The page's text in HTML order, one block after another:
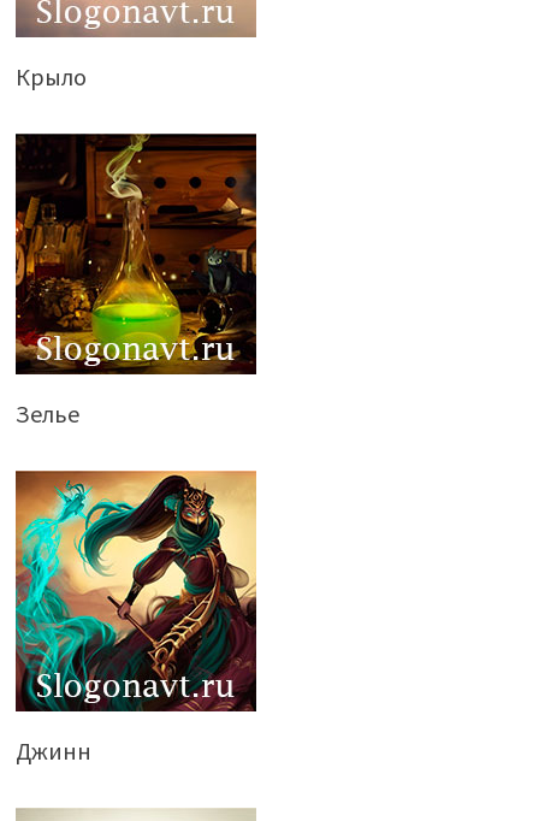
Крыло
Зелье
Джинн